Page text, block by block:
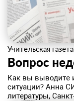
Учительская
Вопрос
Как вы выводите
ситуации? Анна
литературы,